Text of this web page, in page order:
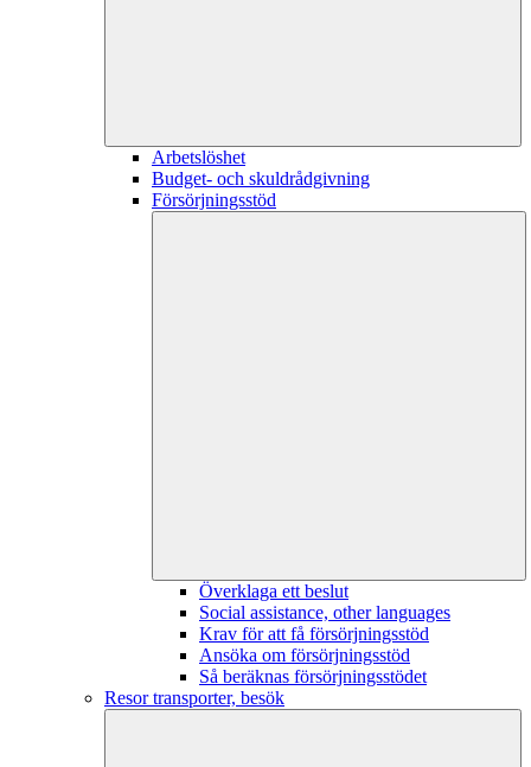
Arbetslöshet
Budget- och skuldrådgivning
Försörjningsstöd
Överklaga ett beslut
Social assistance, other languages
Krav för att få försörjningsstöd
Ansöka om försörjningsstöd
Så beräknas försörjningsstödet
Resor transporter, besök